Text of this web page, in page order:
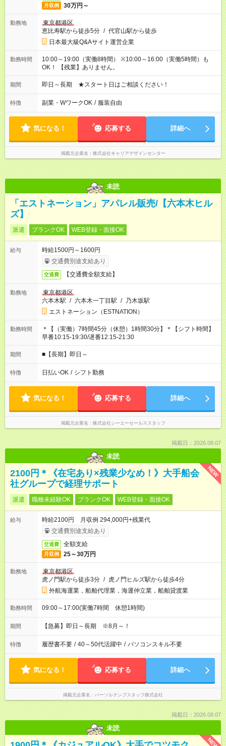
月収例 30万円～
勤務地
東京都港区
恵比寿駅から徒歩5分 / 代官山駅から徒歩
日本最大級Q&Aサイト運営企業
勤務時間
10:00～19:00（実働8時間） ※10:00～16:00（実働5時間）も
OK！ 【残業】ありません。
期間 即日～長期 ★スタート日はご相談ください！
特徴 副業・WワークOK / 服装自由
気になる！ 応募する 詳細へ
掲載元企業名 株式会社キャリアデザインセンター
未読
「エストネーション」アパレル販売/【六本木ヒル
ズ】
派遣 ブランクOK WEB登録・面接OK
給与
時給1500円～1600円
交通費別途支給あり
交通費 【交通費全額支給】
勤務地
東京都港区
六本木駅 / 六本木一丁目駅 / 乃木坂駅
エストネーション（ESTNATION）
勤務時間
＊【（実働）7時間45分（休憩）1時間30分】＊【シフト時間】
早番10:15-19:30/遅番12:15-21:30
期間 ■【長期】即日～
特徴 日払いOK / シフト勤務
気になる！ 応募する 詳細へ
掲載元企業名 株式会社シーエーセールススタッフ
掲載日：2026.08.07
未読
NEW
2100円＊《在宅あり×残業少なめ！》大手船会
社グループで経理サポート
派遣 職種未経験OK ブランクOK WEB登録・面接OK
給与
時給2100円 月収例 294,000円+残業代
交通費別途支給あり
交通費 全額支給
月収例 25～30万円
勤務地
東京都港区
虎ノ門駅から徒歩3分 / 虎ノ門ヒルズ駅から徒歩4分
外航海運業，船舶代理業，海運仲立業，船舶貸渡業
勤務時間 09:00～17:00(実働7時間 休憩1時間)
期間 【急募】即日～長期 ※8月～！
特徴 履歴書不要 / 40～50代活躍中 / パソコンスキル不要
気になる！ 応募する 詳細へ
掲載元企業名 パーソルテンプスタッフ株式会社
掲載日：2026.08.07
未読
NEW